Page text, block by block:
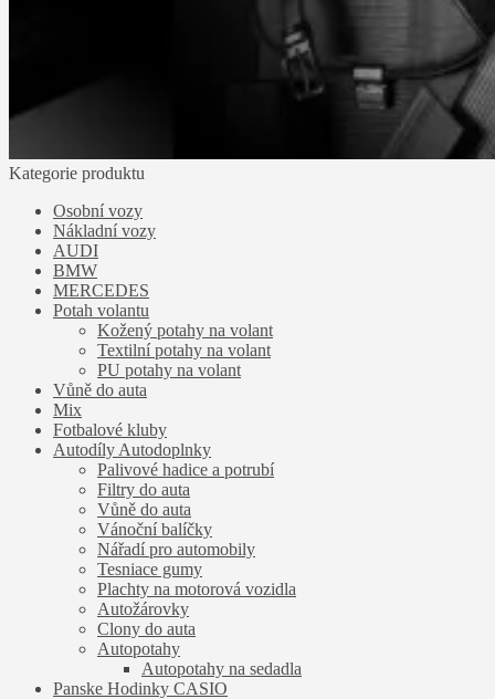
Kategorie produktu
Osobní vozy
Nákladní vozy
AUDI
BMW
MERCEDES
Potah volantu
Kožený potahy na volant
Textilní potahy na volant
PU potahy na volant
Vůně do auta
Mix
Fotbalové kluby
Autodíly Autodoplnky
Palivové hadice a potrubí
Filtry do auta
Vůně do auta
Vánoční balíčky
Nářadí pro automobily
Tesniace gumy
Plachty na motorová vozidla
Autožárovky
Clony do auta
Autopotahy
Autopotahy na sedadla
Panske Hodinky CASIO